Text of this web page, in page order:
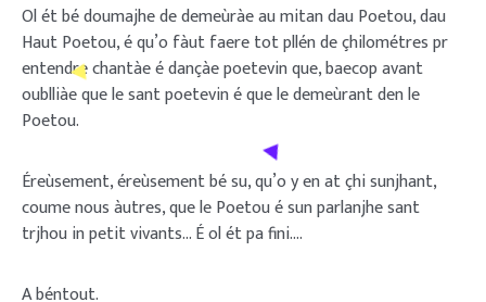
Ol ét bé doumajhe de demeùràe au mitan dau Poetou, dau
Haut Poetou, é qu’o fàut faere tot pllén de çhilométres pr
entendre chantàe é dançàe poetevin que, baecop avant
oublliàe que le sant poetevin é que le demeùrant den le
Poetou.
Éreùsement, éreùsement bé su, qu’o y en at çhi sunjhant,
coume nous àutres, que le Poetou é sun parlanjhe sant
trjhou in petit vivants… É ol ét pa fini….
A béntout.